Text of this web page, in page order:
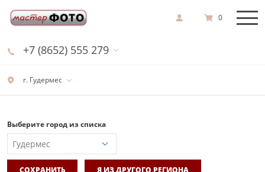
г. Гудермес
+7 (8652) 555 279
0
Выберите город из списка
СОХРАНИТЬ Я ИЗ ДРУГОГО РЕГИОНА